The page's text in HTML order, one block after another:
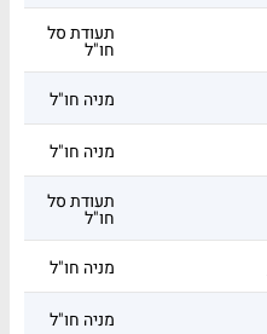
תעודת סל
חו"ל
מניה חו"ל
מניה חו"ל
תעודת סל
חו"ל
מניה חו"ל
מניה חו"ל